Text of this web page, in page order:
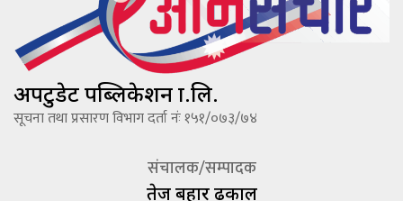
अपटुडेट पब्लिकेशन प्रा.लि.
सूचना तथा प्रसारण विभाग दर्ता नंः १५१/०७३/७४
संचालक/सम्पादक
तेज बहादूर ढकाल